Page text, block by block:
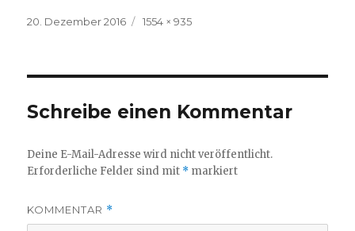
Veröffentlicht
20. Dezember 2016
Volle
1554 × 935
Schreibe einen Kommentar
Deine E-Mail-Adresse wird nicht veröffentlicht.
Erforderliche Felder sind mit * markiert
KOMMENTAR *